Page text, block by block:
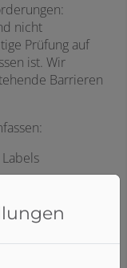
nicht
Prüfung auf
ist. Wir
Barrieren